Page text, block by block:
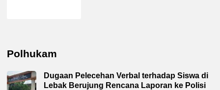
Polhukam
Dugaan Pelecehan Verbal terhadap Siswa di
Lebak Berujung Rencana Laporan ke Polisi